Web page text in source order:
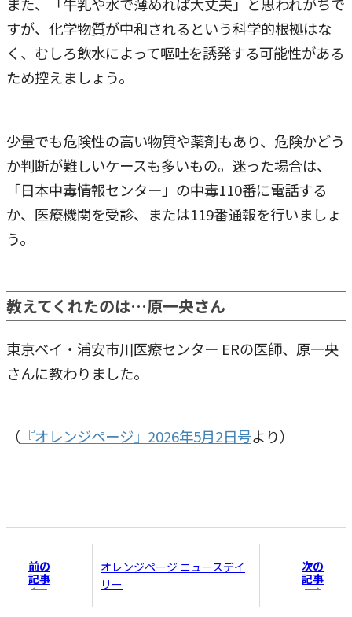
すが、化学物質が中和されるという科学的根拠はな
く、むしろ飲水によって嘔吐を誘発する可能性がある
ため控えましょう。
少量でも危険性の高い物質や薬剤もあり、危険かどう
か判断が難しいケースも多いもの。迷った場合は、
「日本中毒情報センター」の中毒110番に電話する
か、医療機関を受診、または119番通報を行いましょ
う。
教えてくれたのは…原一央さん
東京ベイ・浦安市川医療センター ERの医師、原一央
さんに教わりました。
（ 『オレンジページ』2026年5月2日号より）
前の
記事
オレンジページ ニュースデイ
リー
次の
記事